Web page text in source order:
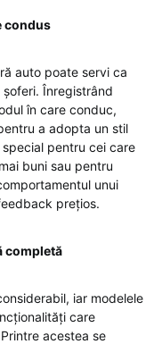
condus
auto poate servi ca
Înregistrând
în care conduc,
a adopta un stil
pentru cei care
buni sau pentru
unui
prețios.
completă
iar modelele
care
acestea se